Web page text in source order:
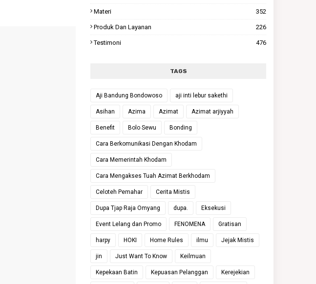
Materi 352
Produk Dan Layanan 226
Testimoni 476
TAGS
Aji Bandung Bondowoso aji inti lebur sakethi
Asihan Azima Azimat Azimat arjiyyah
Benefit Bolo Sewu Bonding
Cara Berkomunikasi Dengan Khodam
Cara Memerintah Khodam
Cara Mengakses Tuah Azimat Berkhodam
Celoteh Pemahar Cerita Mistis
Dupa Tjap Raja Omyang dupa. Eksekusi
Event Lelang dan Promo FENOMENA Gratisan
harpy HOKI Home Rules ilmu Jejak Mistis
jin Just Want To Know Keilmuan
Kepekaan Batin Kepuasan Pelanggan Kerejekian